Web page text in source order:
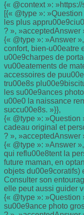
{« @context »:
[{« @type »:
les plus
? », »acceptedAnswer
{« @type »: »Answer
confort, bien-u00eatre
u00e9charpes de
vu00eatements de
accessoires de
tru00e8s
les su00e9ances
u00e0 la naissance
succu00e8s. »}},
{« @type »: »Question
cadeau original et
? », »acceptedAnswer
{« @type »: »Answer
qui reflu00e8tent la
future maman, en
objets du00e9coratifs)
Consulter son
elle peut aussi guider
{« @type »: »Question
su00e9ance photo